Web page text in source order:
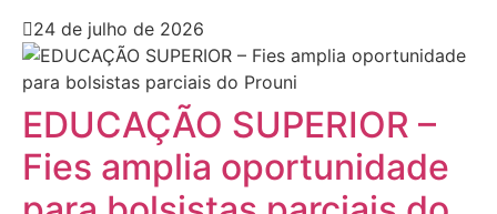
24 de julho de 2026
EDUCAÇÃO SUPERIOR –
Fies amplia oportunidade